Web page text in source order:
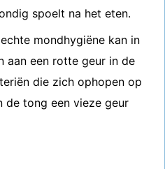
spoelt na het eten.
mondhygiëne kan in
aan een rotte geur in de
die zich ophopen op
de tong een vieze geur